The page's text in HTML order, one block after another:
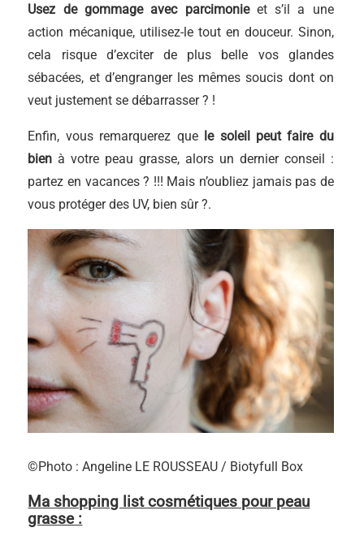
Usez de gommage avec parcimonieet s’il a une
action mécanique, utilisez-le tout en douceur. Sinon,
cela risque d’exciter de plus belle vos glandes
sébacées, et d’engranger les mêmes soucis dont on
veut justement se débarrasser ? !
Enfin, vous remarquerez que le soleil peut faire du
bien à votre peau grasse, alors un dernier conseil :
partez en vacances ? !!! Mais n’oubliez jamais pas de
vous protéger des UV, bien sûr ?.
©Photo : Angeline LE ROUSSEAU / Biotyfull Box
Ma shopping list cosmétiques pour peau
grasse :